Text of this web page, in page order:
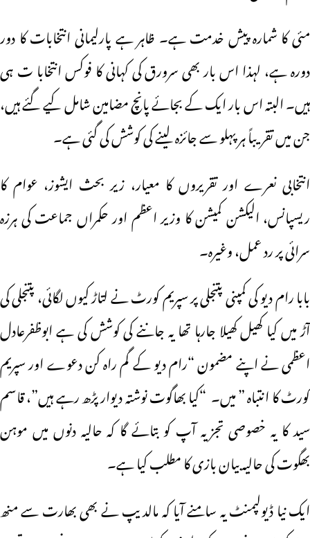
مئی کا شمارہ پیش خدمت ہے۔ ظاہر ہے پارلیمانی انتخابات کا دور
دورہ ہے، لہذا اس بار بھی سرورق کی کہانی کا فوکس انتخابا ت ہی
ہیں۔ البتہ اس بار ایک کے بجائے پانچ مضامین شامل کیے گئے ہیں،
جن میں تقریباً ہر پہلو سے جائزہ لینے کی کوشش کی گئی ہے۔
انتخابی نعرے اور تقریروں کا معیار، زیر بحث ایشوز، عوام کا
ریسپانس، الیکشن کمیشن کا وزیر اعظم اور حکمراں جماعت کی ہرزہ
سرائی پر رد عمل، وغیرہ۔
بابا رام دیو کی کمپنی پتنجلی پر سپریم کورٹ نے لتاڑ کیوں لگائی، پتنجلی کی
آڑ میں کیا کھیل کھیلا جارہا تھا یہ جاننے کی کوشش کی ہے ابوظفرعادل
اعظمی نے اپنے مضمون “رام دیو کے گم راہ کن دعوے اور سپریم
کورٹ کا انتباہ ” میں۔ “کیا بھاگوت نوشتہ دیوار پڑھ رہے ہیں”، قاسم
سید کا یہ خصوصی تجزیہ آپ کو بتائے گا کہ حالیہ دنوں میں موہن
بھگوت کی حالیہ بیان بازی کا مطلب کیا ہے۔
ایک نیا ڈیولپمنٹ یہ سامنے آیا کہ مالدیپ نے بھی بھارت سے منھ